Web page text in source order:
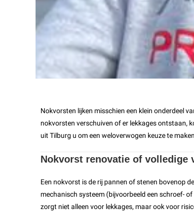
Nokvorsten lijken misschien een klein onderdeel
nokvorsten verschuiven of er lekkages ontstaan,
uit Tilburg u om een weloverwogen keuze te
Nokvorst renovatie of volledige
Een nokvorst is de rij pannen of stenen bovenop
mechanisch systeem (bijvoorbeeld een schroef-
zorgt niet alleen voor lekkages, maar ook voor